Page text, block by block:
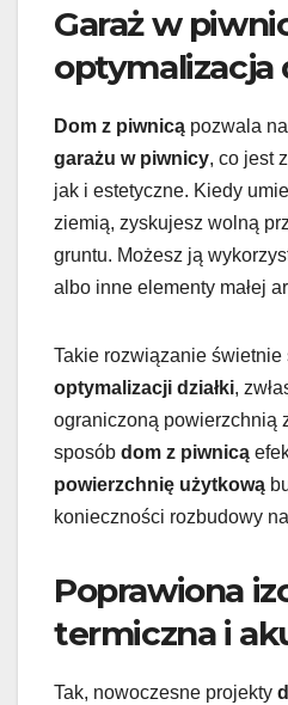
Garaż w
optymalizacja
Dom z piwnicą pozwala
garażu w piwnicy, co jest
jak i estetyczne. Kiedy
ziemią, zyskujesz wolną
gruntu. Możesz ją
albo inne elementy małej
Takie rozwiązanie
optymalizacji działki,
ograniczoną powierzchnią
sposób dom z piwnicą
powierzchnię użytkową
konieczności rozbudowy
Poprawiona
termiczna i
Tak, nowoczesne projekty